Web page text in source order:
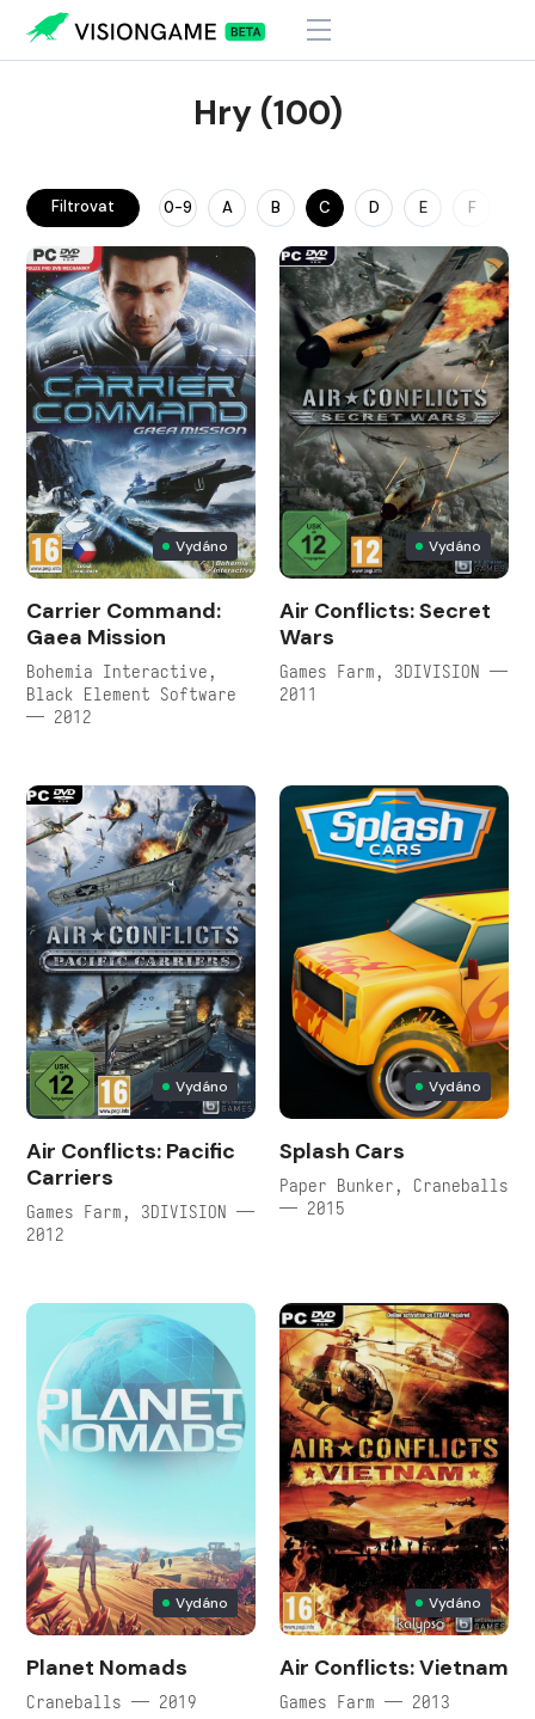
Hry (100)
Filtrovat 0-9 A B C D E F
Vydáno
Carrier Command:
Gaea Mission
Bohemia Interactive,
Black Element Software
— 2012
Vydáno
Air Conflicts: Secret
Wars
Games Farm, 3DIVISION —
2011
Vydáno
Air Conflicts: Pacific
Carriers
Games Farm, 3DIVISION —
2012
Vydáno
Splash Cars
Paper Bunker, Craneballs
— 2015
Vydáno
Planet Nomads
Craneballs — 2019
Vydáno
Air Conflicts: Vietnam
Games Farm — 2013